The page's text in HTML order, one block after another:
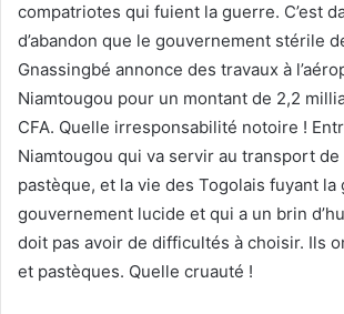
compatriotes qui fuient la guerre. C’est
d’abandon que le gouvernement stérile
Gnassingbé annonce des travaux à
Niamtougou pour un montant de 2,2
CFA. Quelle irresponsabilité notoire !
Niamtougou qui va servir au transport de
pastèque, et la vie des Togolais fuyant la
gouvernement lucide et qui a un brin
doit pas avoir de difficultés à choisir. Ils
et pastèques. Quelle cruauté !